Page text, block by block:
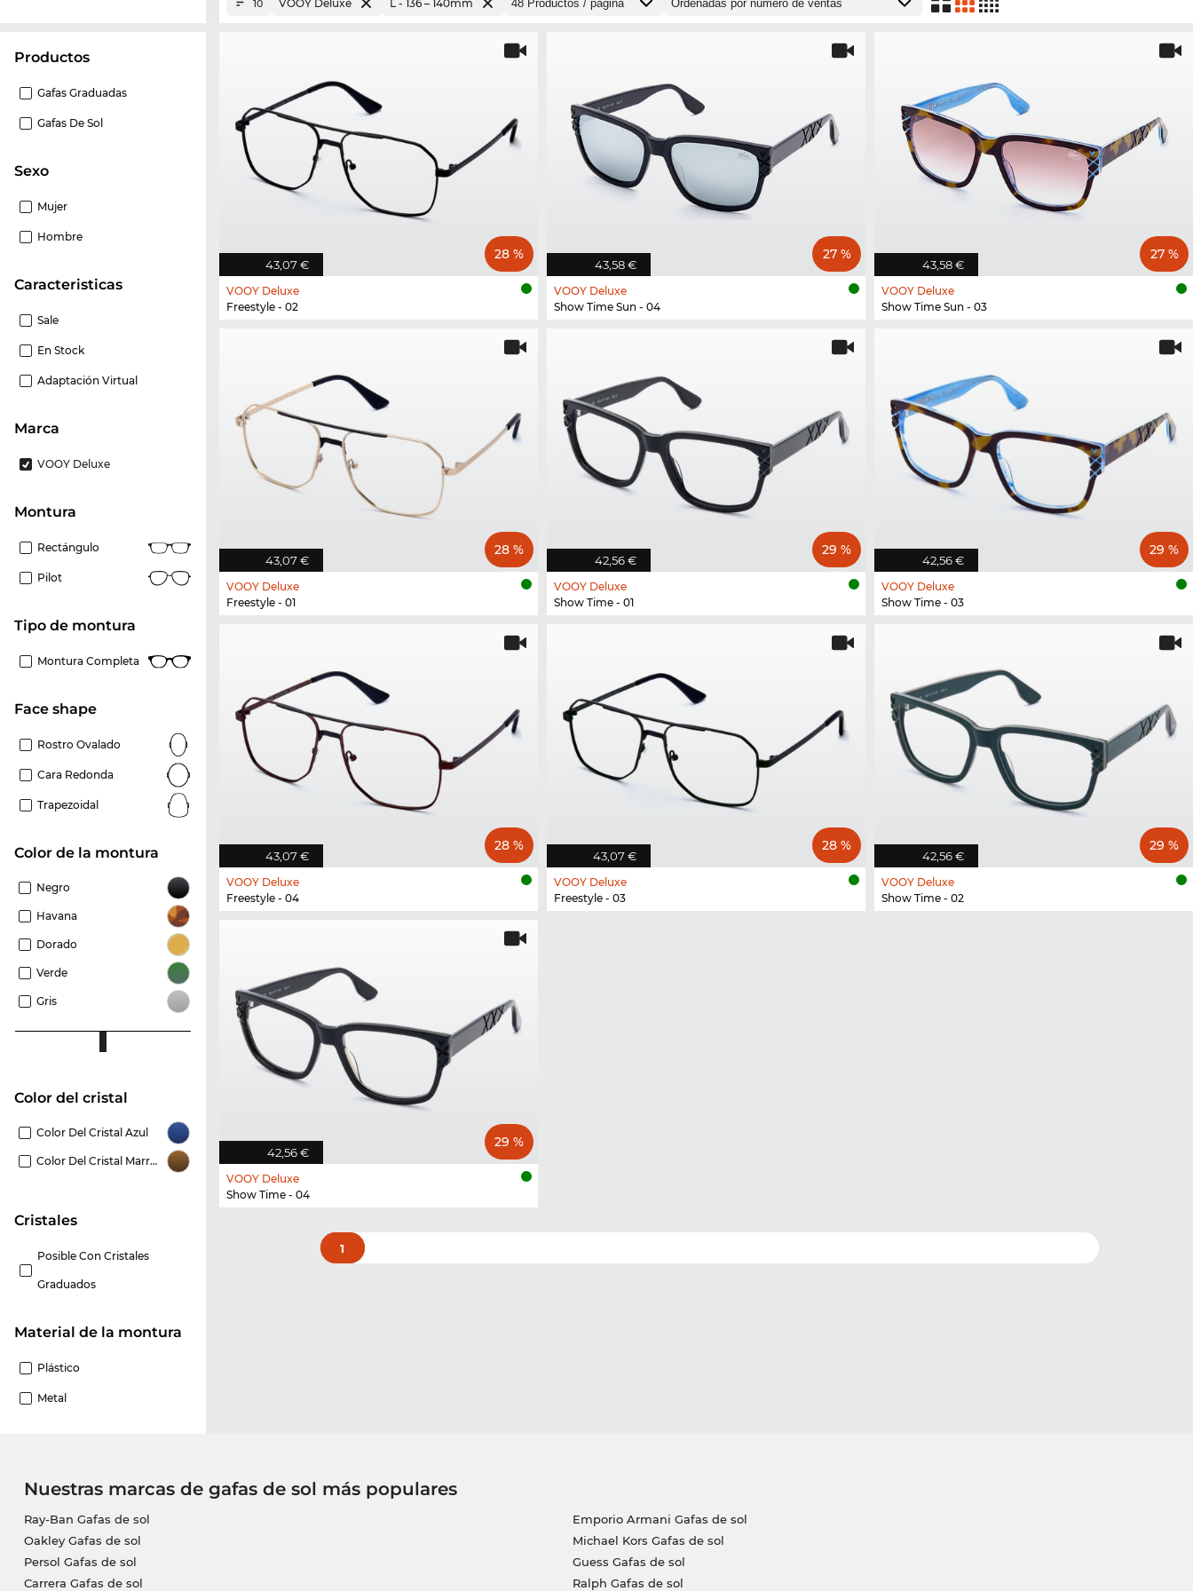
Productos
Gafas Graduadas
Gafas De Sol
Sexo
Mujer
Hombre
Caracteristicas
Sale
En Stock
Adaptación Virtual
Marca
VOOY Deluxe
Montura
Rectángulo
Pilot
Tipo de montura
Montura Completa
Face shape
Rostro Ovalado
Cara Redonda
Trapezoidal
Color de la montura
Negro
Havana
Dorado
Verde
Gris
Color del cristal
Color Del Cristal Azul
Color Del Cristal Marrón
Cristales
Posible Con Cristales
Graduados
Material de la montura
Plástico
Metal
10 VOOY Deluxe L - 136 – 140mm
43,07 €
28 %
VOOY Deluxe
Freestyle - 02
43,58 €
27 %
VOOY Deluxe
Show Time Sun - 04
43,58 €
27 %
VOOY Deluxe
Show Time Sun - 03
43,07 €
28 %
VOOY Deluxe
Freestyle - 01
42,56 €
29 %
VOOY Deluxe
Show Time - 01
42,56 €
29 %
VOOY Deluxe
Show Time - 03
43,07 €
28 %
VOOY Deluxe
Freestyle - 04
43,07 €
28 %
VOOY Deluxe
Freestyle - 03
42,56 €
29 %
VOOY Deluxe
Show Time - 02
42,56 €
29 %
VOOY Deluxe
Show Time - 04
1
Nuestras marcas de gafas de sol más populares
Ray-Ban Gafas de sol
Oakley Gafas de sol
Persol Gafas de sol
Carrera Gafas de sol
Emporio Armani Gafas de sol
Michael Kors Gafas de sol
Guess Gafas de sol
Ralph Gafas de sol